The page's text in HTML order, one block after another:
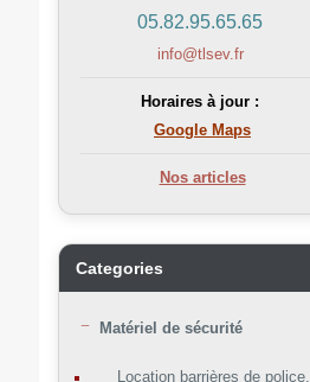
05.82.95.65.65
info@tlsev.fr
Horaires à jour :
Google Maps
Nos articles
Categories
Matériel de sécurité
Location barrières de police,